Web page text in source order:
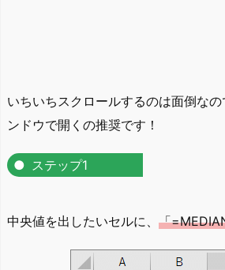
いちいちスクロールするのは面倒な
ンドウで開くの推奨です！
ステップ1
中央値を出したいセルに、 「